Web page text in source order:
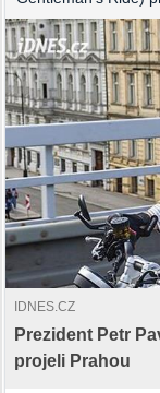
IDNES.CZ
Prezident Petr
projeli Prahou